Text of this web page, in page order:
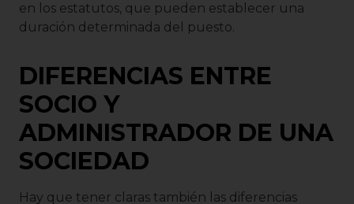
en los estatutos, que pueden establecer una
duración determinada del puesto.
DIFERENCIAS ENTRE
SOCIO Y
ADMINISTRADOR DE UNA
SOCIEDAD
Hay que tener claras también las diferencias